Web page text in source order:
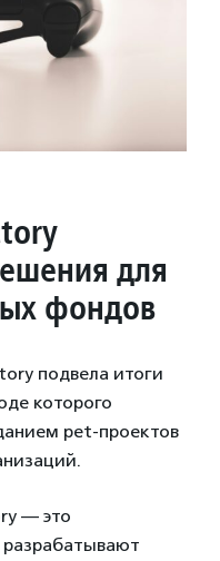
для
фондов
подвела итоги
которого
pet-проектов
— это
разрабатывают